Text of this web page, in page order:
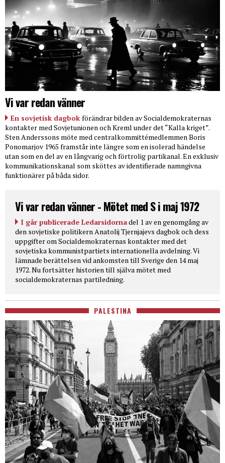
Vi var redan vänner
En sovjetisk dagbok förändrar bilden av Socialdemokraternas
kontakter med Sovjetunionen och Kreml under det “Kalla kriget”.
Sten Anderssons möte med centralkommittémedlemmen Boris
Ponomarjov 1965 framstår inte längre som en isolerad händelse
utan som en del av en långvarig och förtrolig partikanal. En exklusiv
kommunikationskanal som sköttes av identifierade namngivna
funktionärer på båda sidor.
Vi var redan vänner - Mötet med S i maj 1972
I går publicerade Ledarsidornadel 1 av en genomgång av
den sovjetiske politikern Anatolij Tjernjajevs dagbok och dess
uppgifter om Socialdemokraternas kontakter med det
sovjetiska kommunistpartiets internationella avdelning. Vi
lämnade berättelsen vid ankomsten till Sverige den 14 maj
1972. Nu fortsätter historien till själva mötet med
socialdemokraternas partiledning.
PALESTINA